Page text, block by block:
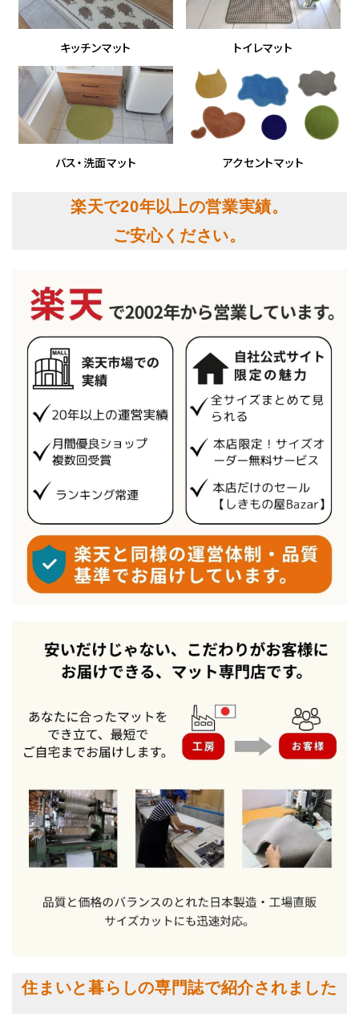
キッチンマット トイレマット
バス・洗面マット アクセントマット
楽天で20年以上の営業実績。
ご安心ください。
住まいと暮らしの専門誌で紹介されました